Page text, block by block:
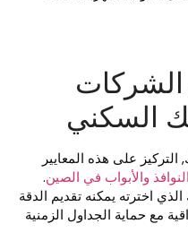
السكني
على هذه المعايير
والأبواب في الصين.
اخترته يمكنه تقديم الدقة
مع حماية الجداول الزمنية